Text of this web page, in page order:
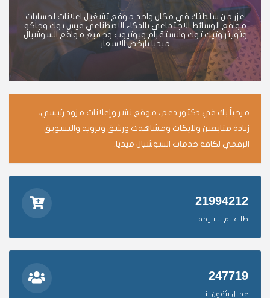
عزز من سلطتك في مكان واحد موقع تشغيل اعلانات لحسابات
مواقع الوسائط الاجتماعي بالذكاء الاصطناعي فيس بوك وجاكو
وتويتر وتيك توك وانستقرام ويوتيوب وجميع مواقع السوشيال
ميديا بارخص الاسعار
مرحباً بك في دكتور دعم، موقع نشر وإعلانات مزود رئيسي،
زيادة متابعين ولايكات ومشاهدت ورشق وتزويد والتسويق
الرقمي لكافة خدمات السوشيال ميديا.
21994212
طلب تم تسليمه
247719
عميل يثقون بنا